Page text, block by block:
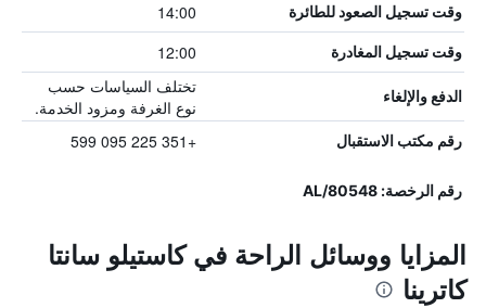
وقت تسجيل الصعود للطائرة 14:00
وقت تسجيل المغادرة 12:00
الدفع والإلغاء
تختلف السياسات حسب
نوع الغرفة ومزود الخدمة.
رقم مكتب الاستقبال +351 225 095 599
رقم الرخصة: 80548/AL
المزايا ووسائل الراحة في كاستيلو سانتا
كاترينا